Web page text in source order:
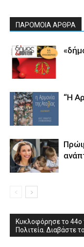
ΠΑΡΟΜΟΙΑ ΑΡΘΡΑ
“Η
Κυκλοφόρησε το 44ο
Πολιτεία. Διαβάστε